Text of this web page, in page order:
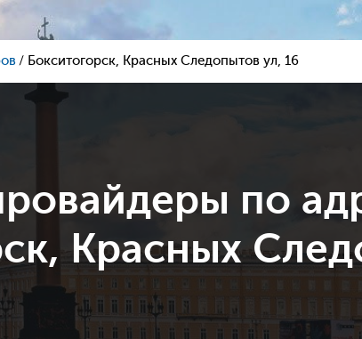
Бокситогорск, Красных Следопытов ул, 16
по
Красных